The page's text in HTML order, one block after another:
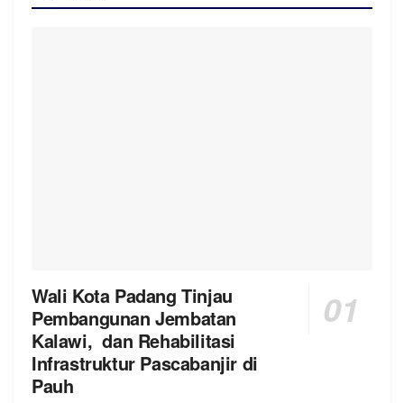
Wali Kota Padang Tinjau
Pembangunan Jembatan
Kalawi, dan Rehabilitasi
Infrastruktur Pascabanjir di
Pauh